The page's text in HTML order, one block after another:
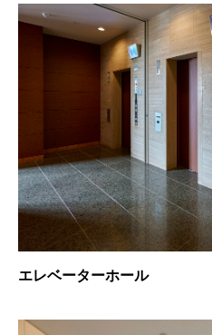
エレベーターホール